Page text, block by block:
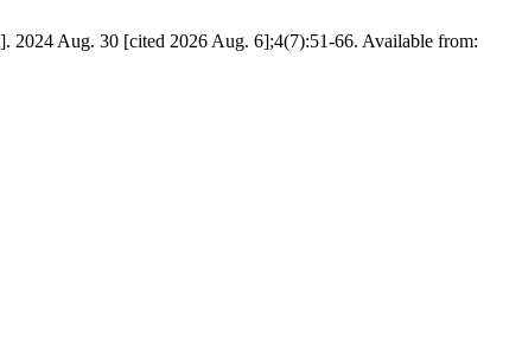
2024 Aug. 30 [cited 2026 Aug. 6];4(7):51-66. Available from: